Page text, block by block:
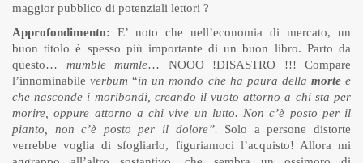
maggior pubblico di potenziali lettori ?
Approfondimento: E’ noto che nell’economia di mercato, un
buon titolo è spesso più importante di un buon libro. Parto da
questo… mumble mumle… NOOO !DISASTRO !!! Compare
l’innominabileverbum“in un mondo che ha paura della mortee
che nasconde i moribondi, creando il vuoto attorno a chi sta per
morire, oppure attorno a chi vive un lutto. Non c’è posto per il
pianto, non c’è posto per il dolore”. Solo a persone distorte
verrebbe voglia di sfogliarlo, figuriamoci l’acquisto! Allora mi